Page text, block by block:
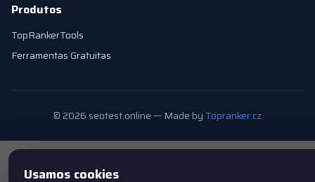
Produtos
TopRankerTools
Ferramentas Gratuitas
© 2026 seotest.online — Made by Topranker.cz
Usamos cookies